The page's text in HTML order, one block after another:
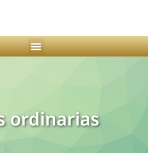
ordinarias